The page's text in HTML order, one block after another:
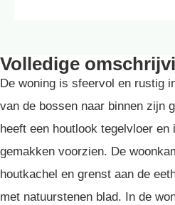
Volledige
De woning is sfeervol en rustig
van de bossen naar binnen zijn
heeft een houtlook tegelvloer
gemakken voorzien. De
houtkachel en grenst aan de
met natuurstenen blad. In de